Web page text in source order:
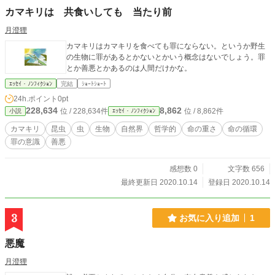
カマキリは 共食いしても 当たり前
月澄狸
カマキリはカマキリを食べても罪にならない。というか野生
の生物に罪があるとかないとかいう概念はないでしょう。罪
とか善悪とかあるのは人間だけかな。
ｴｯｾｲ・ﾉﾝﾌｨｸｼｮﾝ 完結 ｼｮｰﾄｼｮｰﾄ
24h.ポイント 0pt
小説 228,634 位 / 228,634件 ｴｯｾｲ・ﾉﾝﾌｨｸｼｮﾝ 8,862 位 / 8,862件
カマキリ 昆虫 虫 生物 自然界 哲学的 命の重さ
命の循環
罪の意識
善悪
感想数 0
文字数 656
最終更新日 2020.10.14
登録日 2020.10.14
3 お気に入り追加 1
悪魔
月澄狸